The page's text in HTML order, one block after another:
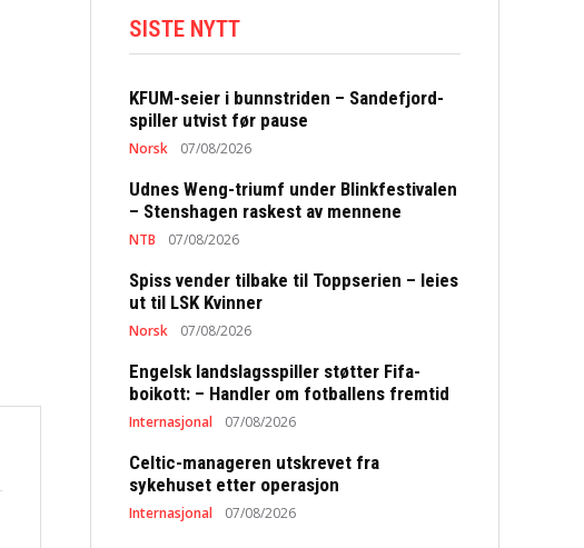
SISTE NYTT
KFUM-seier i bunnstriden – Sandefjord-
spiller utvist før pause
Norsk 07/08/2026
Udnes Weng-triumf under Blinkfestivalen
– Stenshagen raskest av mennene
NTB 07/08/2026
Spiss vender tilbake til Toppserien – leies
ut til LSK Kvinner
Norsk 07/08/2026
Engelsk landslagsspiller støtter Fifa-
boikott: – Handler om fotballens fremtid
Internasjonal 07/08/2026
Celtic-manageren utskrevet fra
sykehuset etter operasjon
Internasjonal 07/08/2026